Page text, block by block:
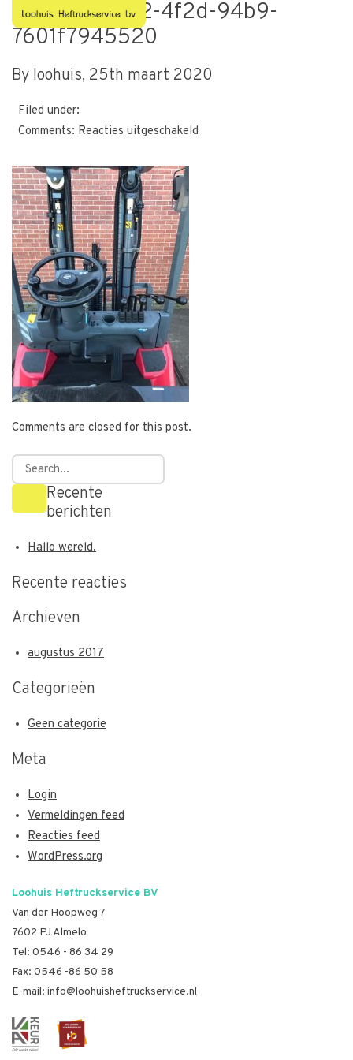
1916ae1f-3312-4f2d-94b9-
7601f7945520
By loohuis, 25th maart 2020
Filed under:
Comments: Reacties uitgeschakeld
Comments are closed for this post.
Recente
berichten
Hallo wereld.
Recente reacties
Archieven
augustus 2017
Categorieën
Geen categorie
Meta
Login
Vermeldingen feed
Reacties feed
WordPress.org
Loohuis Heftruckservice BV
Van der Hoopweg 7
7602 PJ Almelo
Tel: 0546 - 86 34 29
Fax: 0546 -86 50 58
E-mail: info@loohuisheftruckservice.nl